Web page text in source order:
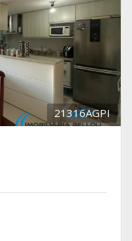
21316AGPI